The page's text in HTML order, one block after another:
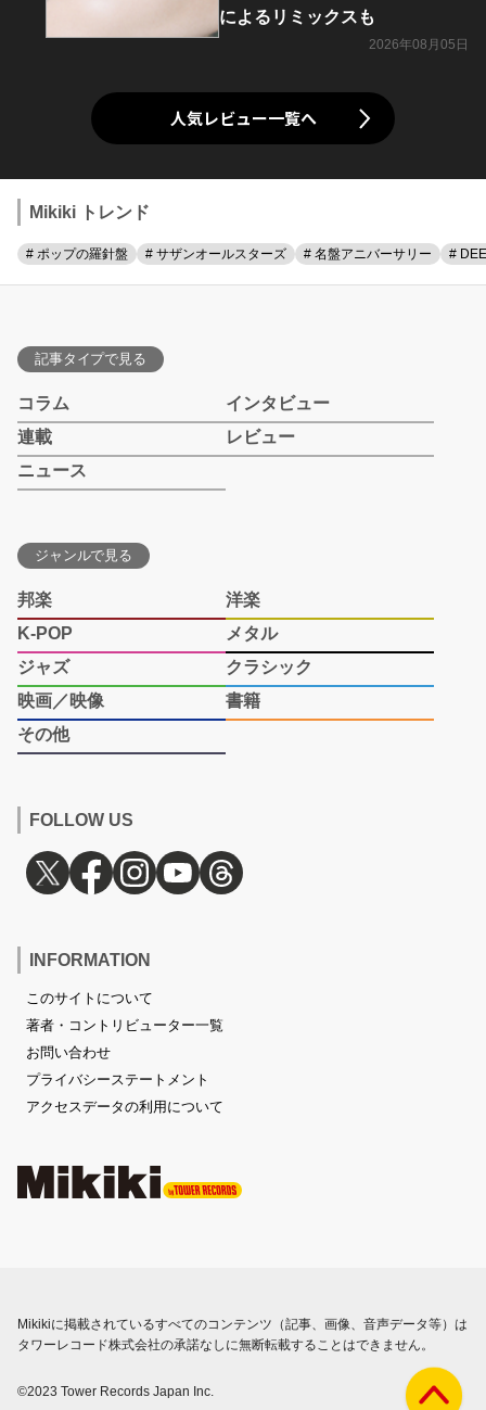
によるリミックスも
2026年08月05日
人気レビュー一覧へ
Mikiki トレンド
# ポップの羅針盤 # サザンオールスターズ # 名盤アニバーサリー #
記事タイプで見る
コラム
インタビュー
連載
レビュー
ニュース
ジャンルで見る
邦楽
洋楽
K-POP
メタル
ジャズ
クラシック
映画／映像
書籍
その他
FOLLOW US
INFORMATION
このサイトについて
著者・コントリビューター一覧
お問い合わせ
プライバシーステートメント
アクセスデータの利用について
Mikikiに掲載されているすべてのコンテンツ（記事、画像、音声データ等）は
タワーレコード株式会社の承諾なしに無断転載することはできません。
©2023 Tower Records Japan Inc.